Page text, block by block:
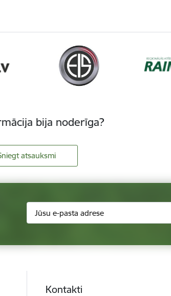
bija noderīga?
atsauksmi
Kontakti